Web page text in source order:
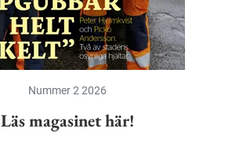
Nummer 2 2026
Läs magasinet här!